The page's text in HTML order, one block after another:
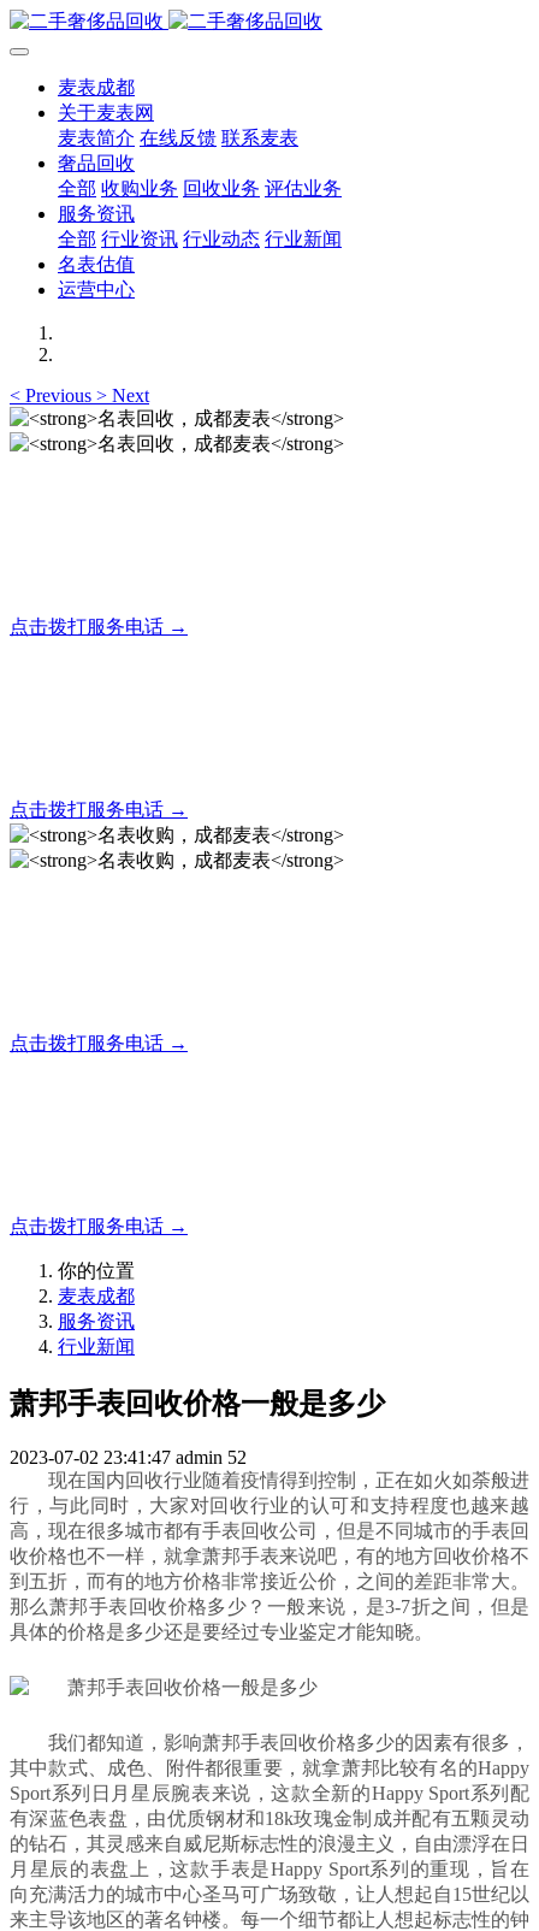
麦表成都
关于麦表网
麦表简介 在线反馈 联系麦表
奢品回收
全部 收购业务 回收业务 评估业务
服务资讯
全部 行业资讯 行业动态 行业新闻
名表估值
运营中心
< Previous > Next
点击拨打服务电话 →
点击拨打服务电话 →
点击拨打服务电话 →
点击拨打服务电话 →
你的位置
麦表成都
服务资讯
行业新闻
萧邦手表回收价格一般是多少
2023-07-02 23:41:47 admin 52
现在国内回收行业随着疫情得到控制，正在如火如荼般进
行，与此同时，大家对回收行业的认可和支持程度也越来越
高，现在很多城市都有手表回收公司，但是不同城市的手表回
收价格也不一样，就拿萧邦手表来说吧，有的地方回收价格不
到五折，而有的地方价格非常接近公价，之间的差距非常大。
那么萧邦手表回收价格多少？一般来说，是3-7折之间，但是
具体的价格是多少还是要经过专业鉴定才能知晓。
我们都知道，影响萧邦手表回收价格多少的因素有很多，
其中款式、成色、附件都很重要，就拿萧邦比较有名的Happy
Sport系列日月星辰腕表来说，这款全新的Happy Sport系列配
有深蓝色表盘，由优质钢材和18k玫瑰金制成并配有五颗灵动
的钻石，其灵感来自威尼斯标志性的浪漫主义，自由漂浮在日
月星辰的表盘上，这款手表是Happy Sport系列的重现，旨在
向充满活力的城市中心圣马可广场致敬，让人想起自15世纪以
来主导该地区的著名钟楼。每一个细节都让人想起标志性的钟